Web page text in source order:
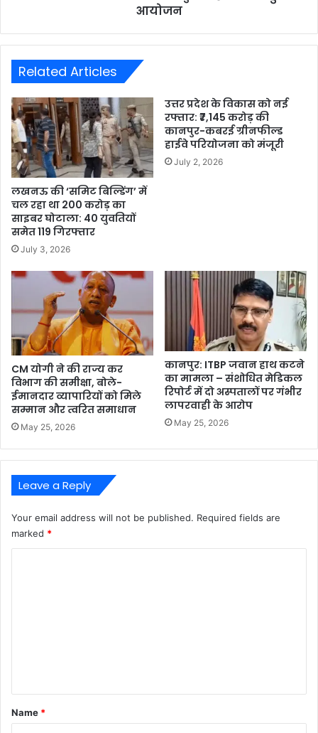
आयोजन
Related Articles
लखनऊ की ‘समिट बिल्डिंग’ में
चल रहा था 200 करोड़ का
साइबर घोटाला: 40 युवतियों
समेत 119 गिरफ्तार
July 3, 2026
उत्तर प्रदेश के विकास को नई
रफ्तार: ₹7,145 करोड़ की
कानपुर-कबरई ग्रीनफील्ड
हाईवे परियोजना को मंजूरी
July 2, 2026
CM योगी ने की राज्य कर
विभाग की समीक्षा, बोले-
ईमानदार व्यापारियों को मिले
सम्मान और त्वरित समाधान
May 25, 2026
कानपुर: ITBP जवान हाथ कटने
का मामला – संशोधित मेडिकल
रिपोर्ट में दो अस्पतालों पर गंभीर
लापरवाही के आरोप
May 25, 2026
Leave a Reply
Your email address will not be published. Required fields are
marked *
*
Name *